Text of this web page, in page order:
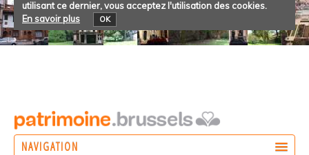
utilisant ce dernier, vous acceptez l'utilisation des cookies.
En savoir plus
OK
NAVIGATION